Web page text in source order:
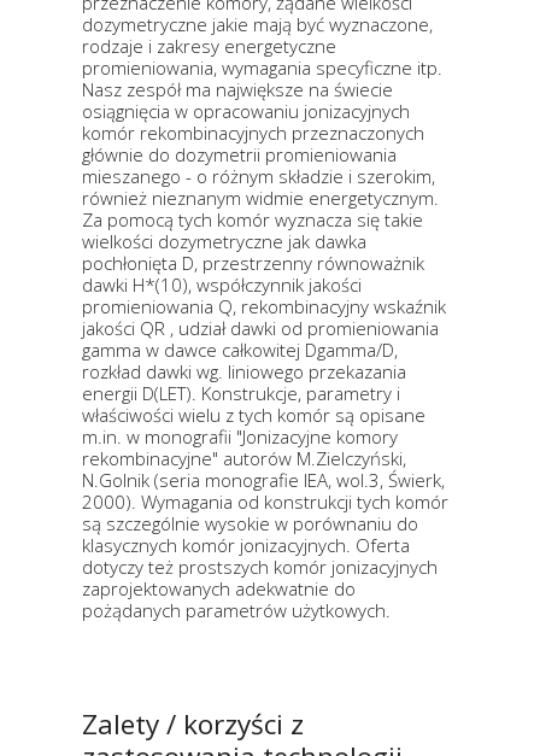
dozymetryczne jakie mają być wyznaczone,
rodzaje i zakresy energetyczne
promieniowania, wymagania specyficzne itp.
Nasz zespół ma największe na świecie
osiągnięcia w opracowaniu jonizacyjnych
komór rekombinacyjnych przeznaczonych
głównie do dozymetrii promieniowania
mieszanego - o różnym składzie i szerokim,
również nieznanym widmie energetycznym.
Za pomocą tych komór wyznacza się takie
wielkości dozymetryczne jak dawka
pochłonięta D, przestrzenny równoważnik
dawki H*(10), współczynnik jakości
promieniowania Q, rekombinacyjny wskaźnik
jakości QR , udział dawki od promieniowania
gamma w dawce całkowitej Dgamma/D,
rozkład dawki wg. liniowego przekazania
energii D(LET). Konstrukcje, parametry i
właściwości wielu z tych komór są opisane
m.in. w monografii "Jonizacyjne komory
rekombinacyjne" autorów M.Zielczyński,
N.Golnik (seria monografie IEA, wol.3, Świerk,
2000). Wymagania od konstrukcji tych komór
są szczególnie wysokie w porównaniu do
klasycznych komór jonizacyjnych. Oferta
dotyczy też prostszych komór jonizacyjnych
zaprojektowanych adekwatnie do
pożądanych parametrów użytkowych.
Zalety / korzyści z